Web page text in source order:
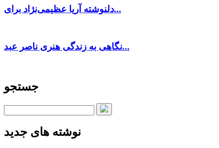
دلنوشته آریا عظیمی‌نژاد برای...
نگاهی به زندگی هنری ناصر عبد...
جستجو
نوشته های جدید